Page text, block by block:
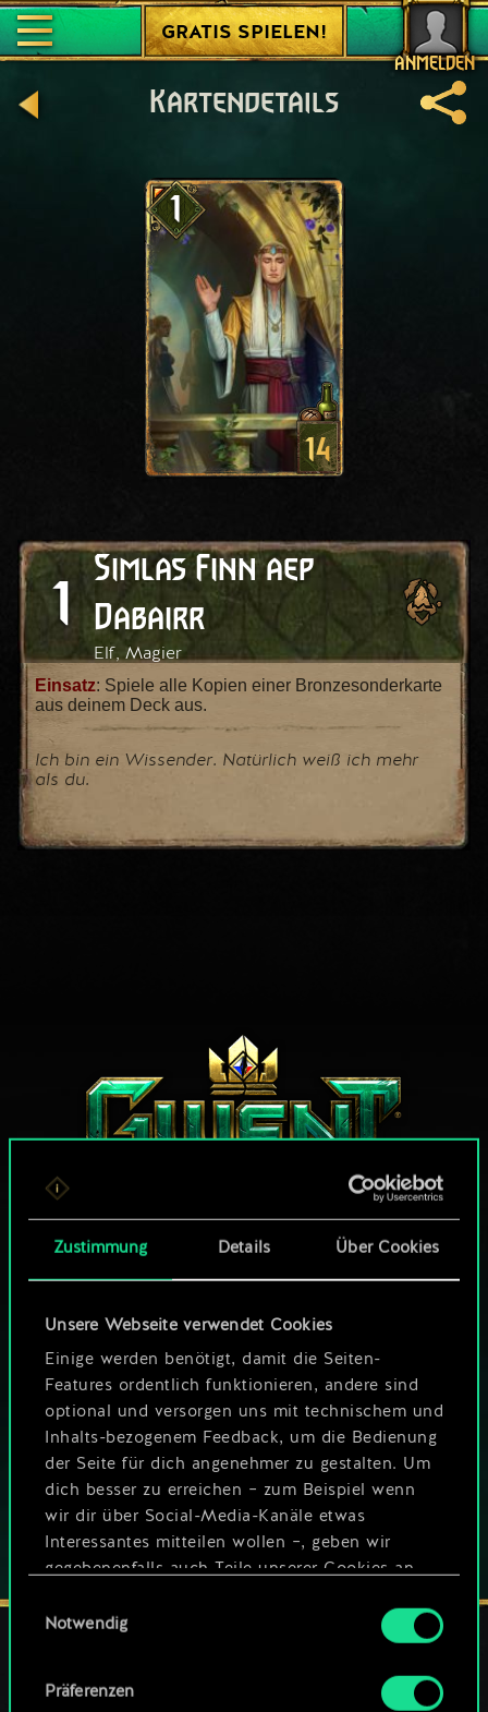
Zustimmung Details Über Cookies
Unsere Webseite verwendet Cookies
Einige werden benötigt, damit die Seiten-
Features ordentlich funktionieren, andere sind
optional und versorgen uns mit technischem und
Inhalts-bezogenem Feedback, um die Bedienung
der Seite für dich angenehmer zu gestalten. Um
dich besser zu erreichen – zum Beispiel wenn
wir dir über Social-Media-Kanäle etwas
Interessantes mitteilen wollen –, geben wir
gegebenenfalls auch Teile unserer Cookies an
Cookies erfordert allerdings deine Zustimmung.
Alle Details zu unserer Nutzung von Cookies
findest du unten im Menü „Einstellungen“, wo
Notwendig
Präferenzen
ANMELDEN
GRATIS SPIELEN!
Kartendetails
1
14
1
Simlas Finn aep
Dabairr
Elf, Magier
Einsatz: Spiele alle Kopien einer Bronzesonderkarte
aus deinem Deck aus.
Ich bin ein Wissender. Natürlich weiß ich mehr
als du.
KOSTENLOS AUF
PC SPIELEN
Das Spiel bietet Ingame-Käufe
SPIELE AUCH AUF: